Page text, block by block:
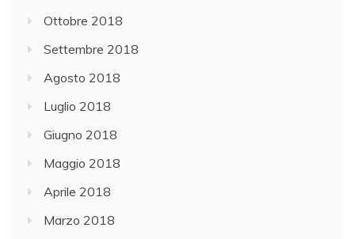
Ottobre 2018
Settembre 2018
Agosto 2018
Luglio 2018
Giugno 2018
Maggio 2018
Aprile 2018
Marzo 2018